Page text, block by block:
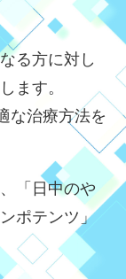
る方に対し
ます。
な治療方法を
「日中のや
ポテンツ」